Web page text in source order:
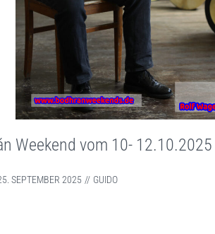
Weekend vom 10- 12.10.2025
SEPTEMBER 2025 GUIDO